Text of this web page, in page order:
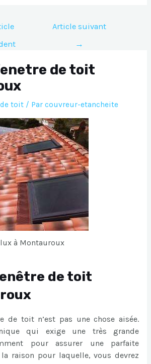
Article suivant
→
de toit
toit/ Par couvreur-etancheite
à Montauroux
de toit
de toit n’est pas une chose aisée.
qui exige une très grande
pour assurer une parfaite
la raison pour laquelle, vous devrez